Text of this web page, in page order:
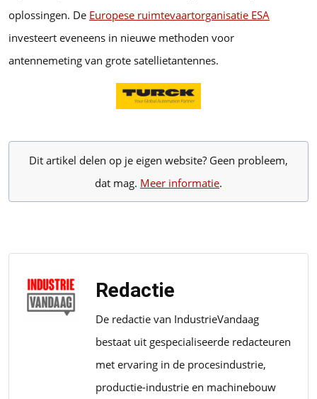
oplossingen. De Europese ruimtevaartorganisatie ESA
investeert eveneens in nieuwe methoden voor
antennemeting van grote satellietantennes.
Dit artikel delen op je eigen website? Geen probleem,
dat mag. Meer informatie.
Redactie
De redactie van IndustrieVandaag
bestaat uit gespecialiseerde redacteuren
met ervaring in de procesindustrie,
productie-industrie en machinebouw